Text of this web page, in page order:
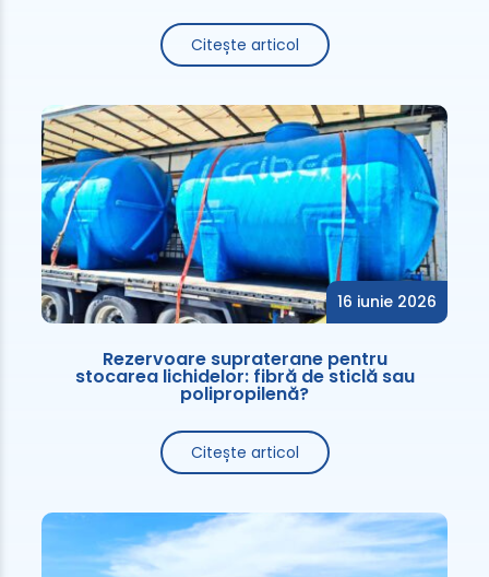
Citește articol
16 iunie 2026
Rezervoare supraterane pentru
stocarea lichidelor: fibră de sticlă sau
polipropilenă?
Citește articol